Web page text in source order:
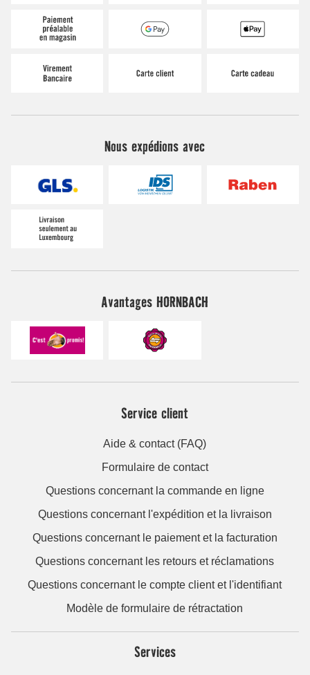
Nous expédions avec
Avantages HORNBACH
Service client
Aide & contact (FAQ)
Formulaire de contact
Questions concernant la commande en ligne
Questions concernant l'expédition et la livraison
Questions concernant le paiement et la facturation
Questions concernant les retours et réclamations
Questions concernant le compte client et l'identifiant
Modèle de formulaire de rétractation
Services